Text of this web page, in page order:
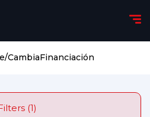
CambiaFinanciación
Filters (1)